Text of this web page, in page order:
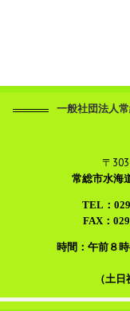
一般社団法人
〒
常総市水海
TEL：
FAX：
時間：午前８
（土日